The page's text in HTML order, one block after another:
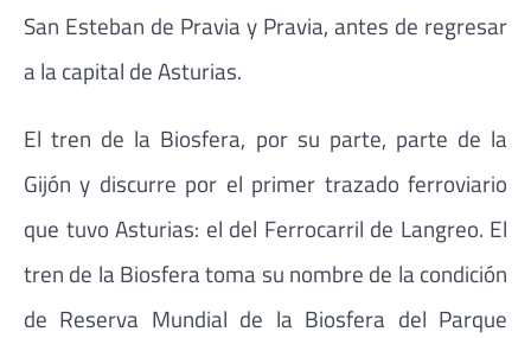
San Esteban de Pravia y Pravia, antes de regresar
a la capital de Asturias.
El tren de la Biosfera, por su parte, parte de la
Gijón y discurre por el primer trazado ferroviario
que tuvo Asturias: el del Ferrocarril de Langreo. El
tren de la Biosfera toma su nombre de la condición
de Reserva Mundial de la Biosfera del Parque